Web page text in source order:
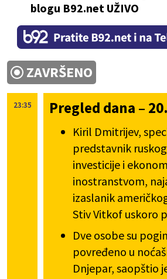
blogu B92.net UŽIVO
ZAVRŠENO
23:35 Pregled dana –
Kiril Dmitrijev,
predstavnik
investicije i
inostranstvom,
izaslanik
Stiv Vitkof uskoro
Dve osobe su
povređeno u
Dnjepar, saopštio